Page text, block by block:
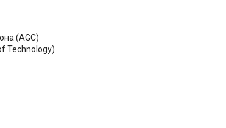
(AGC)
Technology)